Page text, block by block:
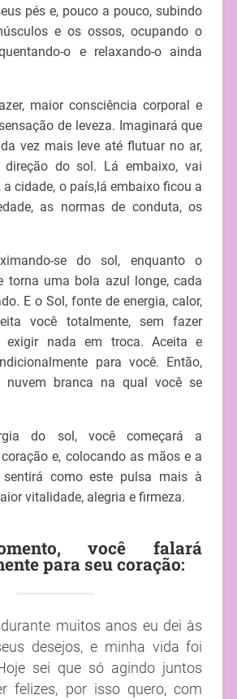
pés e, pouco a pouco, subindo
e os ossos, ocupando o
o e relaxando-o ainda
maior consciência corporal e
de leveza. Imaginará que
vez mais leve até flutuar no ar,
direção do sol. Lá embaixo, vai
cidade, o país,lá embaixo ficou a
as normas de conduta, os
se do sol, enquanto o
torna uma bola azul longe, cada
E o Sol, fonte de energia, calor,
você totalmente, sem fazer
exigir nada em troca. Aceita e
para você. Então,
nuvem branca na qual você se
do sol, você começará a
e, colocando as mãos e a
como este pulsa mais à
vitalidade, alegria e firmeza.
você falará
para seu coração:
muitos anos eu dei às
desejos, e minha vida foi
sei que só agindo juntos
felizes, por isso quero, com